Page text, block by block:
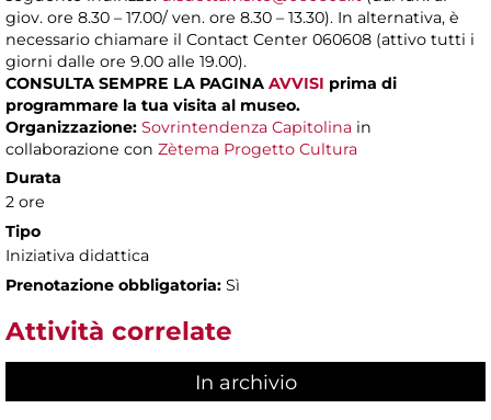
giov. ore 8.30 – 17.00/ ven. ore 8.30 – 13.30). In alternativa, è
necessario chiamare il Contact Center 060608 (attivo tutti i
giorni dalle ore 9.00 alle 19.00).
CONSULTA SEMPRE LA PAGINA AVVISI prima di
programmare la tua visita al museo.
Organizzazione: Sovrintendenza Capitolina in
collaborazione con Zètema Progetto Cultura
Durata
2 ore
Tipo
Iniziativa didattica
Prenotazione obbligatoria: Sì
Attività correlate
In archivio